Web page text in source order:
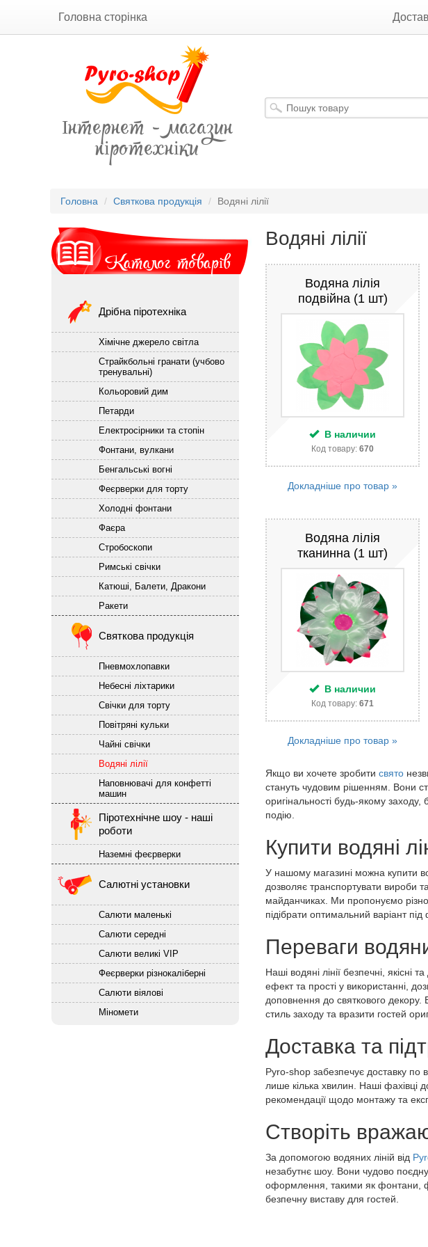
Головна сторінка
Інтернет - магазин
піротехніки
Головна Святкова продукція Водяні лілії
Каталог товарів
Дрібна піротехніка
Хімічне джерело світла
Страйкбольні гранати (учбово
тренувальні)
Кольоровий дим
Петарди
Електросірники та стопін
Фонтани, вулкани
Бенгальські вогні
Феєрверки для торту
Холодні фонтани
Фаєра
Стробоскопи
Римські свічки
Катюші, Балети, Дракони
Ракети
Святкова продукція
Пневмохлопавки
Небесні ліхтарики
Свічки для торту
Повітряні кульки
Чайні свічки
Водяні лілії
Наповнювачі для конфетті
машин
Піротехнічне шоу - наші
роботи
Наземні феєрверки
Салютні установки
Салюти маленькі
Салюти середні
Салюти великі VIP
Феєрверки різнокаліберні
Салюти віялові
Міномети
Водяні лілії
Якщо ви хочете зробити свято
стануть чудовим рішенням. Вони
оригінальності будь-якому
подію.
Купити водяні
У нашому магазині можна купити
дозволяє транспортувати вироби
майданчиках. Ми пропонуємо
підібрати оптимальний варіант
Переваги
Наші водяні лінії безпечні, якісні
ефект та прості у використанні,
доповнення до святкового декору.
стиль заходу та вразити гостей
Доставка та
Pyro-shop забезпечує доставку
лише кілька хвилин. Наші фахівці
рекомендації щодо монтажу та
Створіть
За допомогою водяних ліній від
незабутнє шоу. Вони чудово
оформлення, такими як фонтани,
безпечну виставу для гостей.
Водяна лілія
подвійна (1 шт)
В наличии
Код товару:670
Докладніше про товар »
Водяна лілія
тканинна (1 шт)
В наличии
Код товару:671
Докладніше про товар »